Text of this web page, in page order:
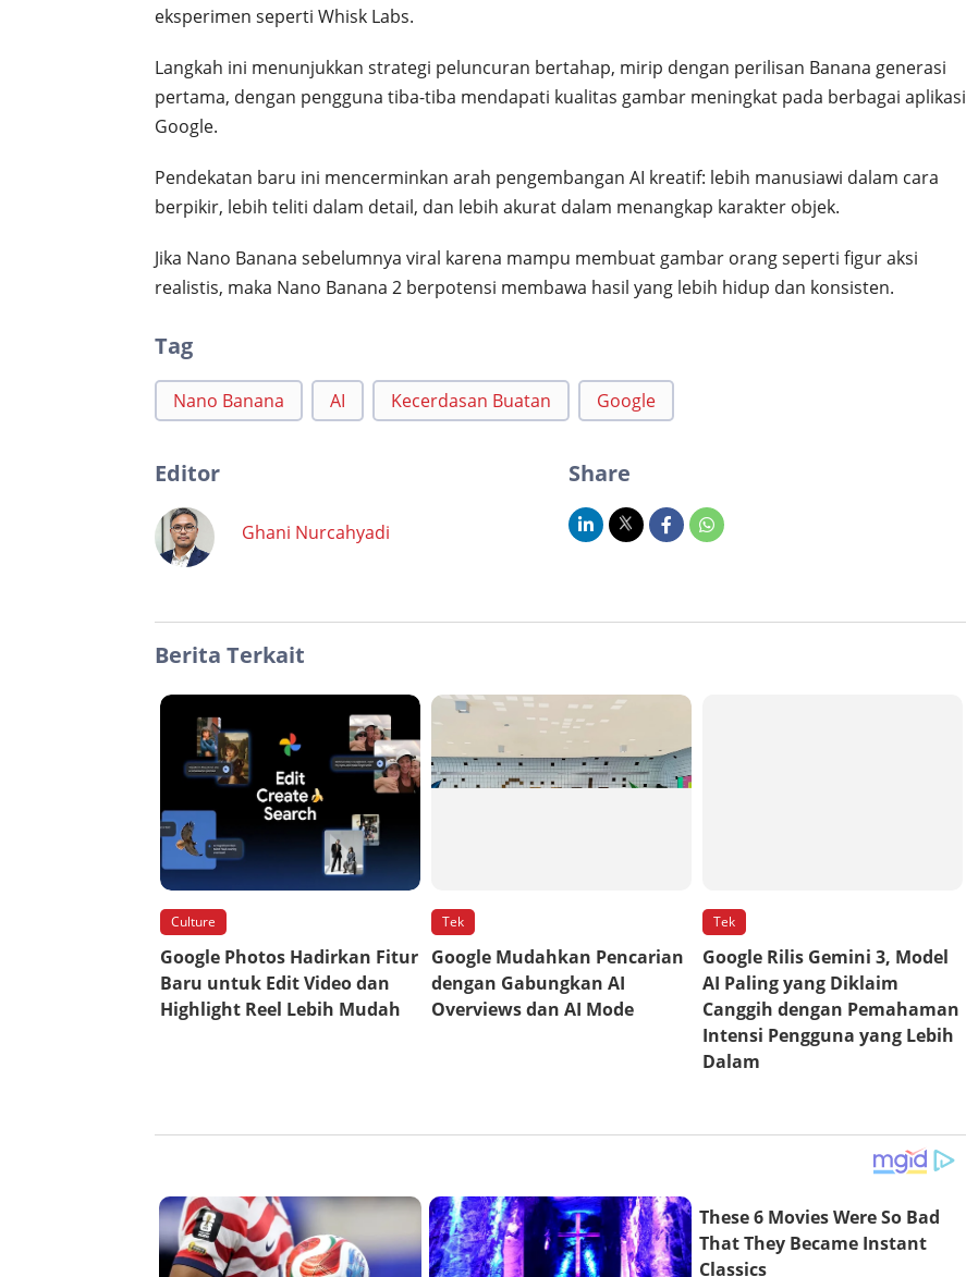
eksperimen seperti Whisk Labs.
Langkah ini menunjukkan strategi peluncuran bertahap, mirip dengan perilisan Banana generasi
pertama, dengan pengguna tiba-tiba mendapati kualitas gambar meningkat pada berbagai aplikasi
Google.
Pendekatan baru ini mencerminkan arah pengembangan AI kreatif: lebih manusiawi dalam cara
berpikir, lebih teliti dalam detail, dan lebih akurat dalam menangkap karakter objek.
Jika Nano Banana sebelumnya viral karena mampu membuat gambar orang seperti figur aksi
realistis, maka Nano Banana 2 berpotensi membawa hasil yang lebih hidup dan konsisten.
Tag
Nano Banana AI Kecerdasan Buatan Google
Editor
Ghani Nurcahyadi
Share
Berita Terkait
Culture
Google Photos Hadirkan Fitur
Baru untuk Edit Video dan
Highlight Reel Lebih Mudah
Tek
Google Mudahkan Pencarian
dengan Gabungkan AI
Overviews dan AI Mode
Tek
Google Rilis Gemini 3, Model
AI Paling yang Diklaim
Canggih dengan Pemahaman
Intensi Pengguna yang Lebih
Dalam